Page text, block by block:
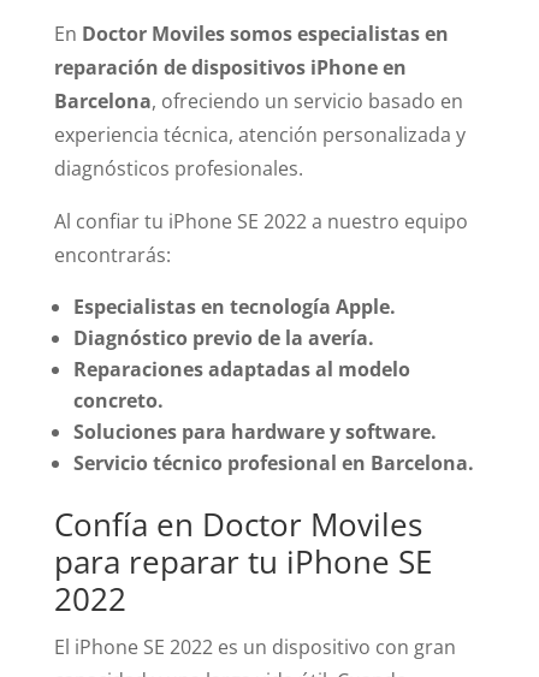
En Doctor Moviles somos especialistas en
reparación de dispositivos iPhone en
Barcelona, ofreciendo un servicio basado en
experiencia técnica, atención personalizada y
diagnósticos profesionales.
Al confiar tu iPhone SE 2022 a nuestro equipo
encontrarás:
Especialistas en tecnología Apple.
Diagnóstico previo de la avería.
Reparaciones adaptadas al modelo
concreto.
Soluciones para hardware y software.
Servicio técnico profesional en Barcelona.
Confía en Doctor Moviles
para reparar tu iPhone SE
2022
El iPhone SE 2022 es un dispositivo con gran